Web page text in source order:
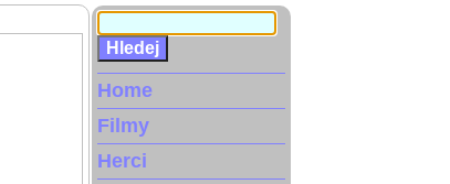
Home
Filmy
Herci